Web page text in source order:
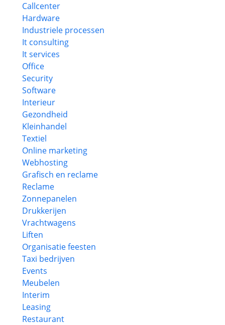
Callcenter
Hardware
Industriele processen
It consulting
It services
Office
Security
Software
Interieur
Gezondheid
Kleinhandel
Textiel
Online marketing
Webhosting
Grafisch en reclame
Reclame
Zonnepanelen
Drukkerijen
Vrachtwagens
Liften
Organisatie feesten
Taxi bedrijven
Events
Meubelen
Interim
Leasing
Restaurant